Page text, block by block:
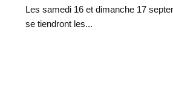
Les samedi 16 et dimanche 17
se tiendront les...